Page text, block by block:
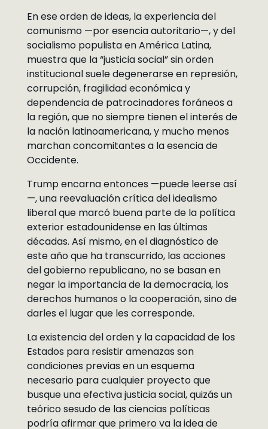
En ese orden de ideas, la experiencia del
comunismo —por esencia autoritario—, y del
socialismo populista en América Latina,
muestra que la “justicia social” sin orden
institucional suele degenerarse en represión,
corrupción, fragilidad económica y
dependencia de patrocinadores foráneos a
la región, que no siempre tienen el interés de
la nación latinoamericana, y mucho menos
marchan concomitantes a la esencia de
Occidente.
Trump encarna entonces —puede leerse así
—, una reevaluación crítica del idealismo
liberal que marcó buena parte de la política
exterior estadounidense en las últimas
décadas. Así mismo, en el diagnóstico de
este año que ha transcurrido, las acciones
del gobierno republicano, no se basan en
negar la importancia de la democracia, los
derechos humanos o la cooperación, sino de
darles el lugar que les corresponde.
La existencia del orden y la capacidad de los
Estados para resistir amenazas son
condiciones previas en un esquema
necesario para cualquier proyecto que
busque una efectiva justicia social, quizás un
teórico sesudo de las ciencias políticas
podría afirmar que primero va la idea de